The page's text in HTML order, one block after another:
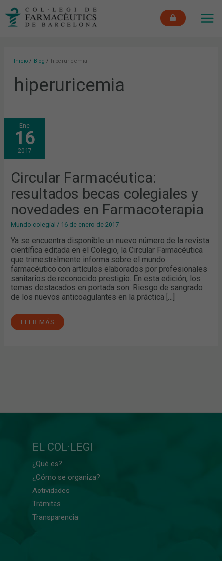
Inicio Blog hiperuricemia
hiperuricemia
Ene
16
2017
Circular Farmacéutica:
resultados becas colegiales y
novedades en Farmacoterapia
Mundo colegial / 16 de enero de 2017
Ya se encuentra disponible un nuevo número de la revista
científica editada en el Colegio, la Circular Farmacéutica
que trimestralmente informa sobre el mundo
farmacéutico con artículos elaborados por profesionales
sanitarios de reconocido prestigio. En esta edición, los
temas destacados en portada son: Riesgo de sangrado
de los nuevos anticoagulantes en la práctica […]
CIRCULAR
FARMACÉUTICA:
RESULTADOS
BECAS
COLEGIALES
Y
NOVEDADES
FARMACOTERAPIA
LEER MÁS
EL COL·LEGI
¿Qué es?
¿Cómo se organiza?
Actividades
Trámitas
Transparencia